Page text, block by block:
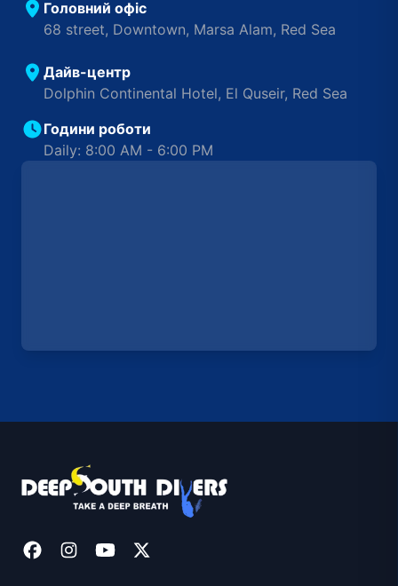
Головний офіс
68 street, Downtown, Marsa Alam, Red Sea
Дайв-центр
Dolphin Continental Hotel, El Quseir, Red Sea
Години роботи
Daily: 8:00 AM - 6:00 PM